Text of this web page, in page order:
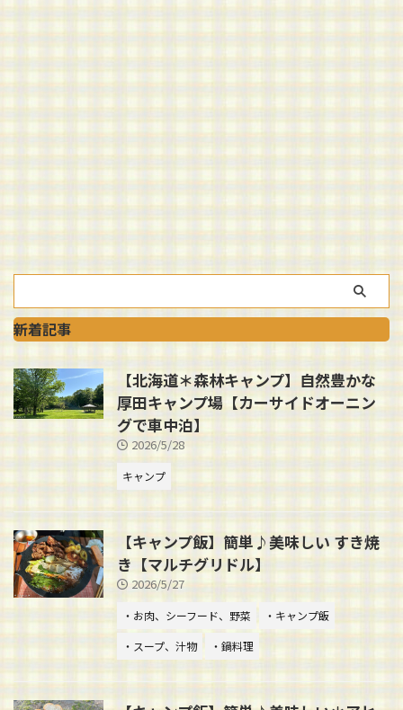
新着記事
【北海道＊森林キャンプ】自然豊かな
厚田キャンプ場【カーサイドオーニン
グで車中泊】
2026/5/28
キャンプ
【キャンプ飯】簡単♪美味しい すき焼
き【マルチグリドル】
2026/5/27
・お肉、シーフード、野菜
・キャンプ飯
・スープ、汁物
・鍋料理